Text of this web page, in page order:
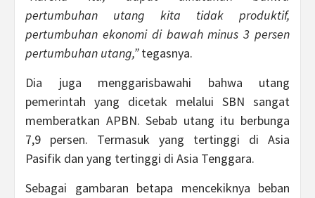
pertumbuhan utang kita tidak produktif,
pertumbuhan ekonomi di bawah minus 3 persen
pertumbuhan utang,”tegasnya.
Dia juga menggarisbawahi bahwa utang
pemerintah yang dicetak melalui SBN sangat
memberatkan APBN. Sebab utang itu berbunga
7,9 persen. Termasuk yang tertinggi di Asia
Pasifik dan yang tertinggi di Asia Tenggara.
Sebagai gambaran betapa mencekiknya beban